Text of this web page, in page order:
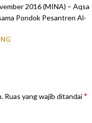
2016 (MINA) – Aqsa
Pondok Pesantren Al-
Ruas yang wajib ditandai*